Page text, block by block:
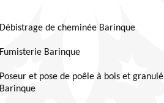
Débistrage de cheminée Barinque
Fumisterie Barinque
Poseur et pose de poêle à bois et granulé
Barinque